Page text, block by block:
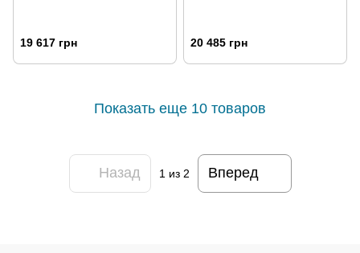
19 617 грн 20 485 грн
Показать еще 10 товаров
Назад 1 из 2 Вперед